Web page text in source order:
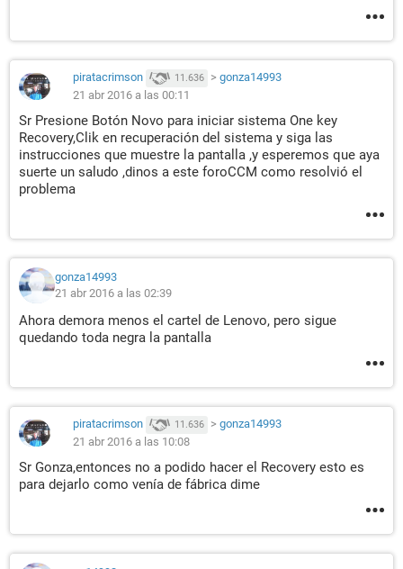
piratacrimson 11.636 > gonza14993
21 abr 2016 a las 00:11
Sr Presione Botón Novo para iniciar sistema One key
Recovery,Clik en recuperación del sistema y siga las
instrucciones que muestre la pantalla ,y esperemos que aya
suerte un saludo ,dinos a este foroCCM como resolvió el
problema
gonza14993
21 abr 2016 a las 02:39
Ahora demora menos el cartel de Lenovo, pero sigue
quedando toda negra la pantalla
piratacrimson 11.636 > gonza14993
21 abr 2016 a las 10:08
Sr Gonza,entonces no a podido hacer el Recovery esto es
para dejarlo como venía de fábrica dime